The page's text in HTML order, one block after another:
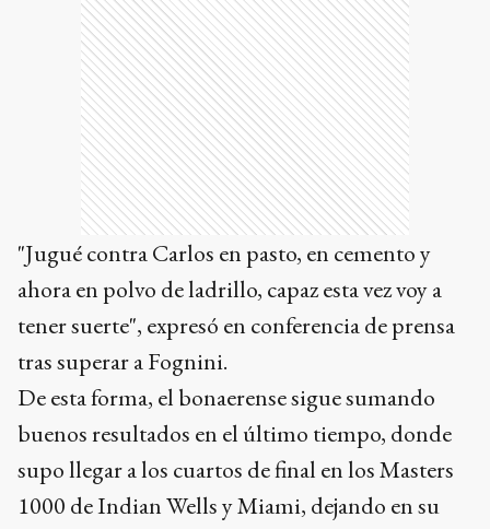
"Jugué contra Carlos en pasto, en cemento y
ahora en polvo de ladrillo, capaz esta vez voy a
tener suerte", expresó en conferencia de prensa
tras superar a Fognini.
De esta forma, el bonaerense sigue sumando
buenos resultados en el último tiempo, donde
supo llegar a los cuartos de final en los Masters
1000 de Indian Wells y Miami, dejando en su